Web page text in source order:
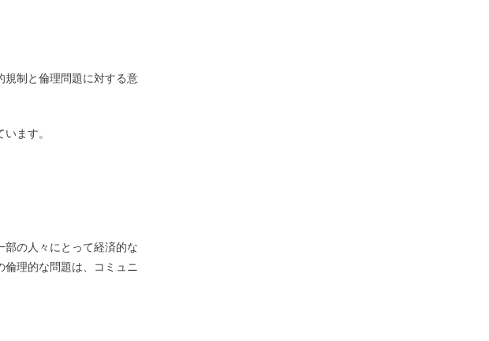
制と倫理問題に対する意
ます。
の人々にとって経済的な
理的な問題は、コミュニ